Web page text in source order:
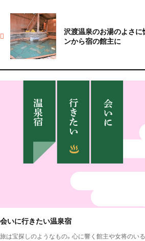
沢渡温泉のお湯のよさに
ンから宿の館主に
会いに行きたい温泉宿
旅は宝探しのようなもの。心に響く館主や女将のい